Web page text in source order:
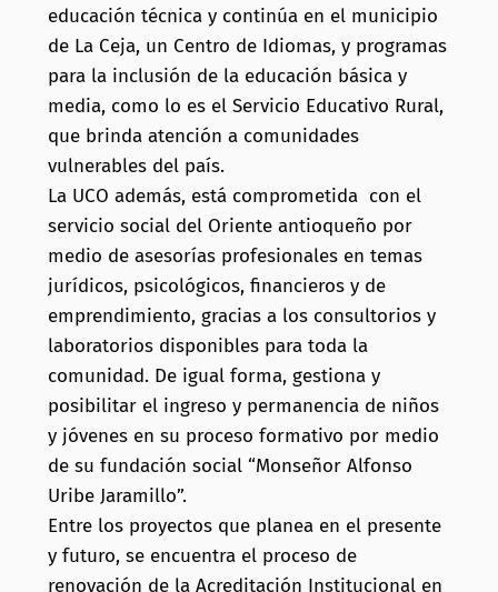
educación técnica y continúa en el municipio
de La Ceja, un Centro de Idiomas, y programas
para la inclusión de la educación básica y
media, como lo es el Servicio Educativo Rural,
que brinda atención a comunidades
vulnerables del país.
La UCO además, está comprometida con el
servicio social del Oriente antioqueño por
medio de asesorías profesionales en temas
jurídicos, psicológicos, financieros y de
emprendimiento, gracias a los consultorios y
laboratorios disponibles para toda la
comunidad. De igual forma, gestiona y
posibilitar el ingreso y permanencia de niños
y jóvenes en su proceso formativo por medio
de su fundación social “Monseñor Alfonso
Uribe Jaramillo”.
Entre los proyectos que planea en el presente
y futuro, se encuentra el proceso de
renovación de la Acreditación Institucional en